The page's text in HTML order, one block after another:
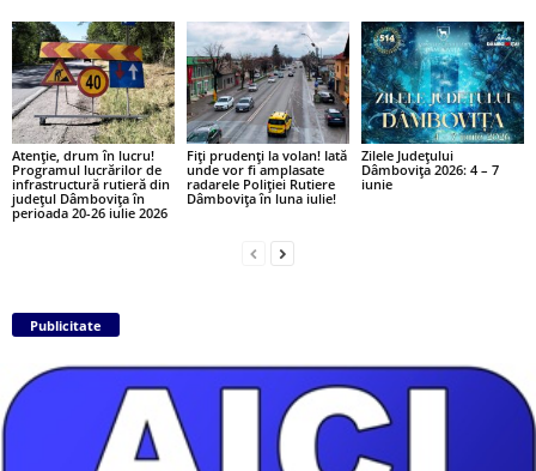
Atenție, drum în lucru!
Programul lucrărilor de
infrastructură rutieră din
județul Dâmbovița în
perioada 20-26 iulie 2026
Fiți prudenți la volan! Iată
unde vor fi amplasate
radarele Poliției Rutiere
Dâmbovița în luna iulie!
Zilele Județului
Dâmbovița 2026: 4 – 7
iunie
Publicitate